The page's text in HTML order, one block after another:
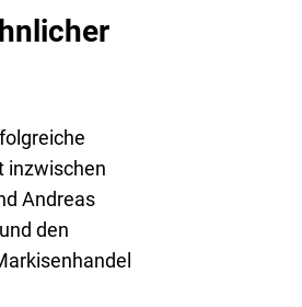
inzwischen
Andreas
den